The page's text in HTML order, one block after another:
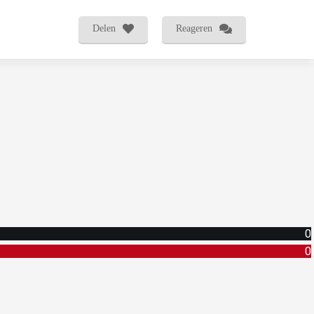
Delen Reageren
0
0